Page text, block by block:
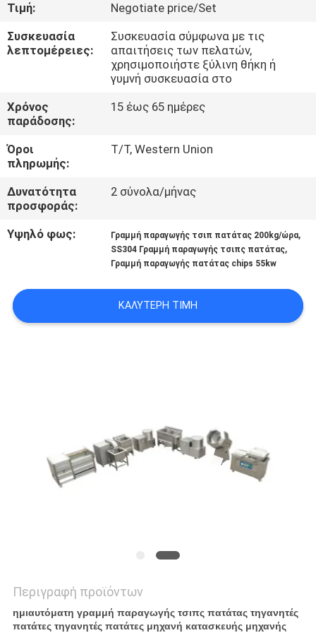
Τιμή:
Negotiate price/Set
Συσκευασία
λεπτομέρειες:
Συσκευασία σύμφωνα με τις
απαιτήσεις των πελατών,
χρησιμοποιήστε ξύλινη θήκη ή
γυμνή συσκευασία στο
Χρόνος
παράδοσης:
15 έως 65 ημέρες
Όροι
πληρωμής:
T/T, Western Union
Δυνατότητα
προσφοράς:
2 σύνολα/μήνας
Υψηλό φως: Γραμμή παραγωγής τσιπ πατάτας 200kg/ώρα,
SS304 Γραμμή παραγωγής τσιπς πατάτας,
Γραμμή παραγωγής πατάτας chips 55kw
ΚΑΛΎΤΕΡΗ ΤΙΜΉ
Περιγραφή προϊόντων
ημιαυτόματη γραμμή παραγωγής τσιπς πατάτας τηγανητές
πατάτες τηγανητές πατάτες μηχανή κατασκευής μηχανής